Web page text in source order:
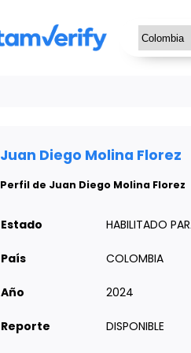
Juan Diego Molina Florez
Perfil de Juan Diego Molina Florez
Estado HABILITADO
País COLOMBIA
Año 2024
Reporte DISPONIBLE